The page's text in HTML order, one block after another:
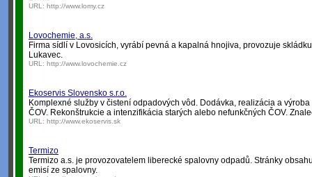
URL: http://www.lomy.cz
Lovochemie, a.s.
Firma sídlí v Lovosicích, vyrábí pevná a kapalná hnojiva, provozuje
Lukavec.
URL: http://www.lovochemie.cz
Ekoservis Slovensko s.r.o.
Komplexné služby v čistení odpadových vôd. Dodávka, realizácia a
ČOV. Rekonštrukcie a intenzifikácia starých alebo nefunkčných ČOV.
URL: http://www.ekoservis.sk
Termizo
Termizo a.s. je provozovatelem liberecké spalovny odpadů. Stránky
emisí ze spalovny.